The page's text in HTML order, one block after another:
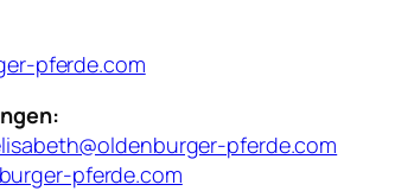
pferde.com
pferde.com
pferde.com